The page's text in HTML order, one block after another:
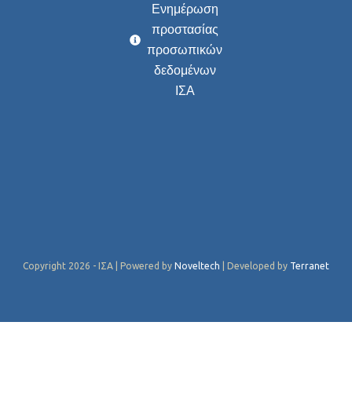
Ενημέρωση
προστασίας
προσωπικών
δεδομένων
ΙΣΑ
Copyright 2026 - ΙΣΑ | Powered by Noveltech | Developed by Terranet